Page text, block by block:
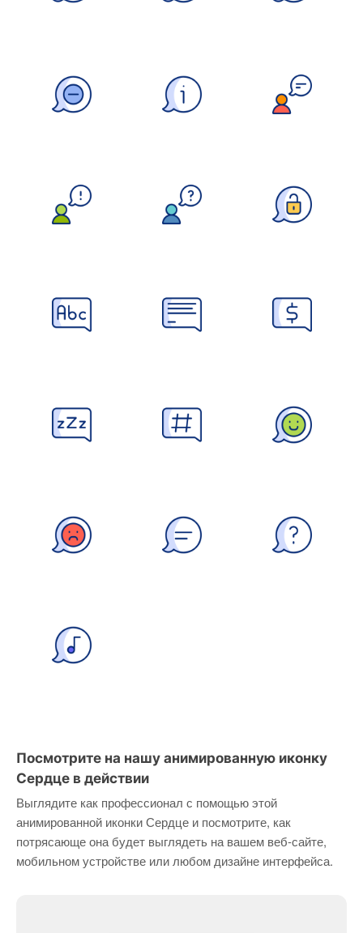
Посмотрите на нашу анимированную иконку
Сердце в действии
Выглядите как профессионал с помощью этой
анимированной иконки Сердце и посмотрите, как
потрясающе она будет выглядеть на вашем веб-сайте,
мобильном устройстве или любом дизайне интерфейса.